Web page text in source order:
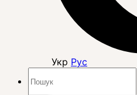
Укр Рус